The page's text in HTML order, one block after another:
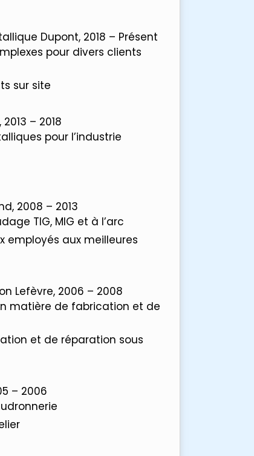
Dupont, 2018 – Présent
pour divers clients
sur site
– 2018
pour l’industrie
2008 – 2013
TIG, MIG et à l’arc
employés aux meilleures
Lefèvre, 2006 – 2008
matière de fabrication et de
et de réparation sous
– 2006